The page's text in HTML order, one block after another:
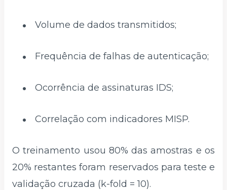
Volume de dados transmitidos;
Frequência de falhas de autenticação;
Ocorrência de assinaturas IDS;
Correlação com indicadores MISP.
O treinamento usou 80% das amostras e os
20% restantes foram reservados para teste e
validação cruzada (k-fold = 10).